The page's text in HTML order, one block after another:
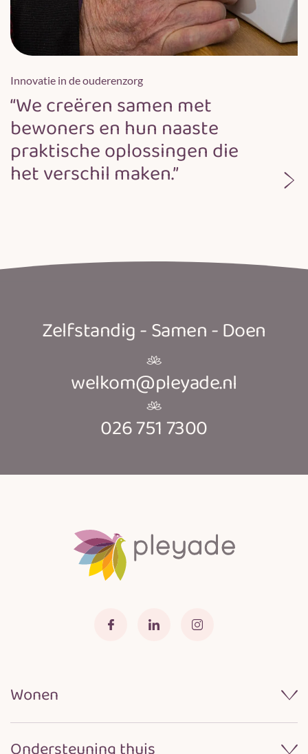
“We creëren samen met
bewoners en hun naaste
praktische oplossingen die
het verschil maken.”
Innovatie in de ouderenzorg
Zelfstandig - Samen - Doen
welkom@pleyade.nl
026 751 7300
Wonen